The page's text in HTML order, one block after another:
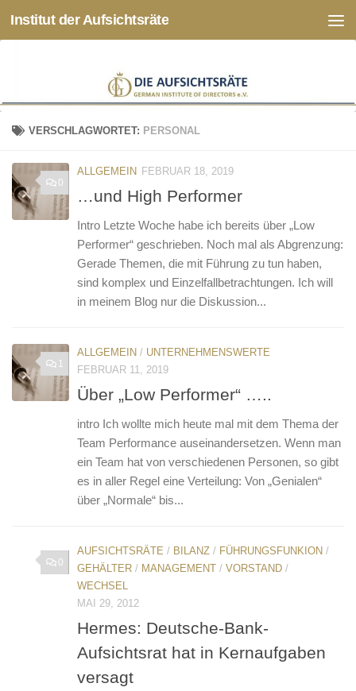
Zum Inhalt springen
Institut der Aufsichtsräte
VERSCHLAGWORTET: PERSONAL
0
ALLGEMEIN FEBRUAR 18, 2019
…und High Performer
Intro Letzte Woche habe ich bereits über „Low
Performer“ geschrieben. Noch mal als Abgrenzung:
Gerade Themen, die mit Führung zu tun haben,
sind komplex und Einzelfallbetrachtungen. Ich will
in meinem Blog nur die Diskussion...
1
ALLGEMEIN / UNTERNEHMENSWERTE
FEBRUAR 11, 2019
Über „Low Performer“ …..
intro Ich wollte mich heute mal mit dem Thema der
Team Performance auseinandersetzen. Wenn man
ein Team hat von verschiedenen Personen, so gibt
es in aller Regel eine Verteilung: Von „Genialen“
über „Normale“ bis...
0
AUFSICHTSRÄTE / BILANZ / FÜHRUNGSFUNKION /
GEHÄLTER / MANAGEMENT / VORSTAND /
WECHSEL
MAI 29, 2012
Hermes: Deutsche-Bank-
Aufsichtsrat hat in Kernaufgaben
versagt